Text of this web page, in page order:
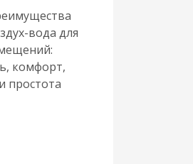
вода для
комфорт,
простота